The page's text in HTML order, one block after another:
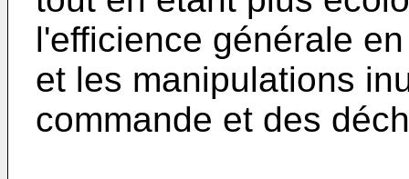
l'efficience générale
et les manipulations
commande et des